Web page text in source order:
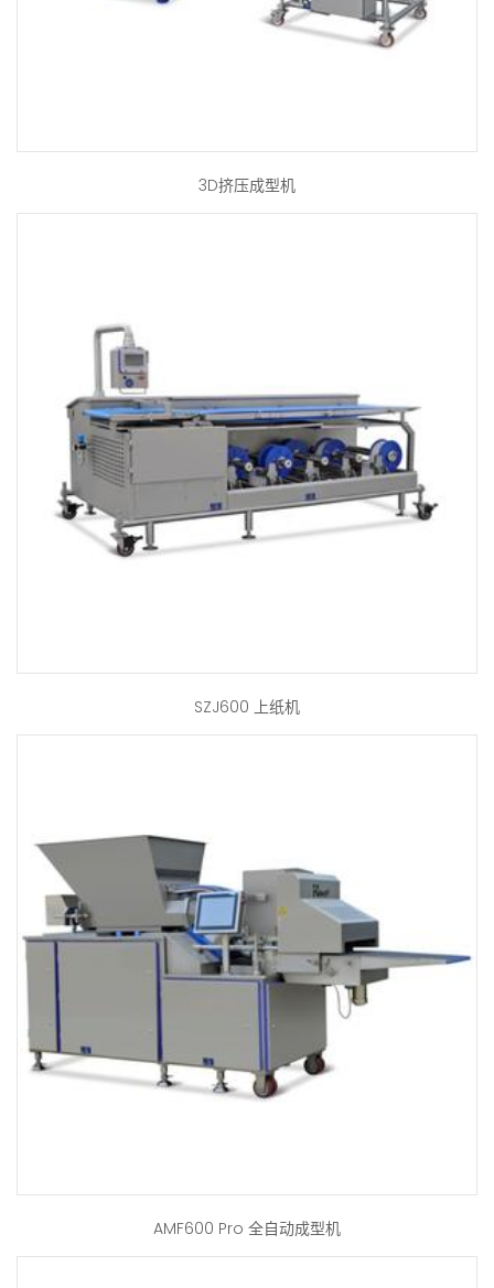
3D挤压成型机
SZJ600 上纸机
AMF600 Pro 全自动成型机